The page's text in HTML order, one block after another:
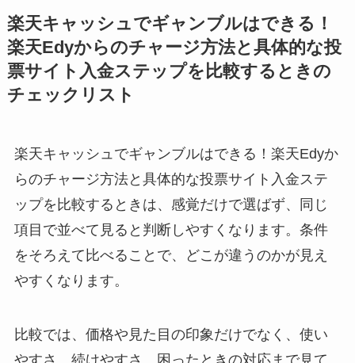
楽天キャッシュでギャンブルはできる！
楽天Edyからのチャージ方法と具体的な投
票サイト入金ステップを比較するときの
チェックリスト
楽天キャッシュでギャンブルはできる！楽天Edyか
らのチャージ方法と具体的な投票サイト入金ステ
ップを比較するときは、感覚だけで選ばず、同じ
項目で並べて見ると判断しやすくなります。条件
をそろえて比べることで、どこが違うのかが見え
やすくなります。
比較では、価格や見た目の印象だけでなく、使い
やすさ、続けやすさ、困ったときの対応まで見て